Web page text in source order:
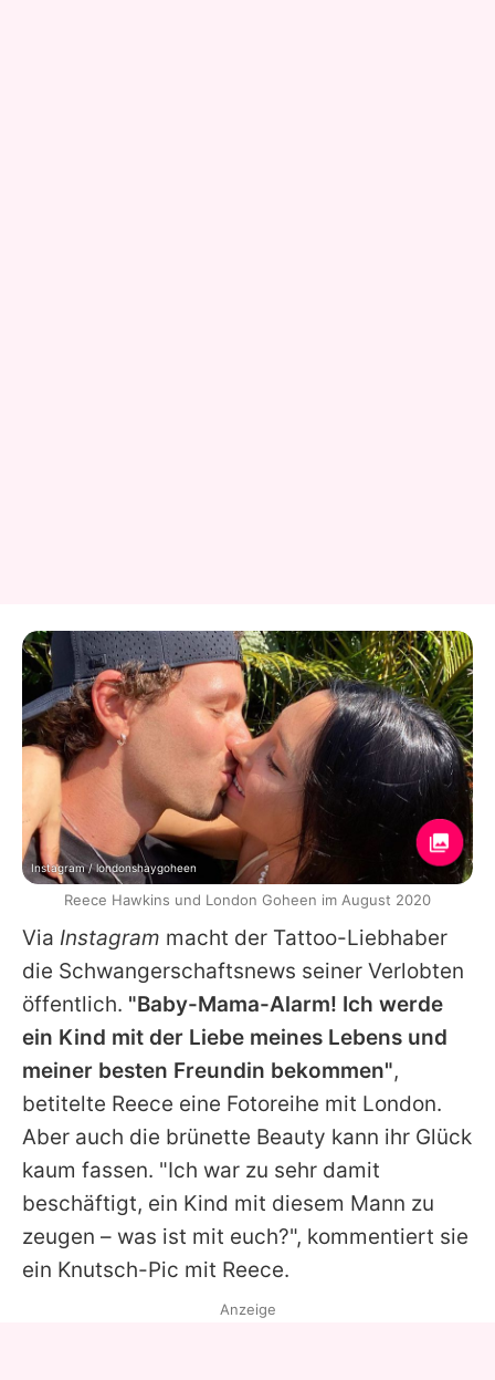
Via Instagram macht der Tattoo-Liebhaber
die Schwangerschaftsnews seiner Verlobten
öffentlich. "Baby-Mama-Alarm! Ich werde
ein Kind mit der Liebe meines Lebens und
meiner besten Freundin bekommen",
betitelte Reece eine Fotoreihe mit London.
Aber auch die brünette Beauty kann ihr Glück
kaum fassen. "Ich war zu sehr damit
beschäftigt, ein Kind mit diesem Mann zu
zeugen – was ist mit euch?", kommentiert sie
ein Knutsch-Pic mit Reece.
Instagram / londonshaygoheen
Reece Hawkins und London Goheen im August 2020
Anzeige